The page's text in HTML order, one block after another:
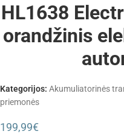
HL1638
orandžinis
Kategorijos: Akumuliatorinės
priemonės
199,99€